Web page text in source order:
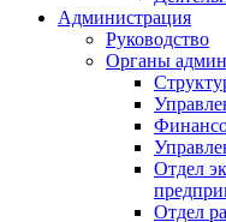
Администрация
Руководство
Органы
Отдел
Отдел